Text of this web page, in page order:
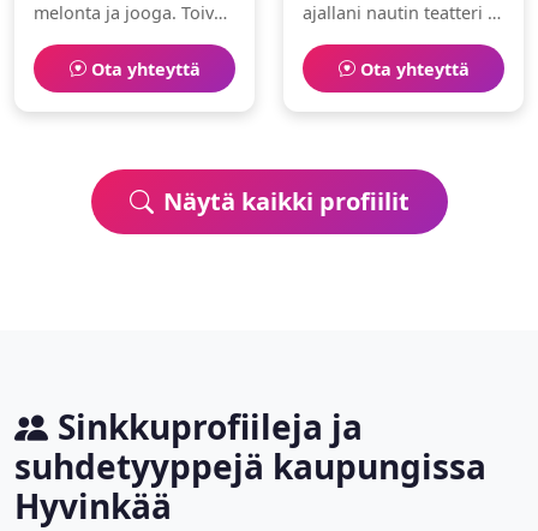
melonta ja jooga. Toivon
lämminhenkisen
ihmisen.
Ota yhteyttä
ajallani nautin teatteri ja
seikkailunhaluinen ja
luova. Etsin aitoa ja
rehellistä kumppania.
Ota yhteyttä
Näytä kaikki profiilit
Sinkkuprofiileja ja
suhdetyyppejä kaupungissa
Hyvinkää